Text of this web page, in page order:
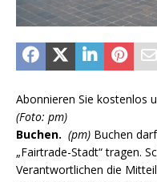
Abonnieren Sie kostenlos
(Foto: pm)
Buchen. (pm) Buchen
„Fairtrade-Stadt“ tragen.
Verantwortlichen die